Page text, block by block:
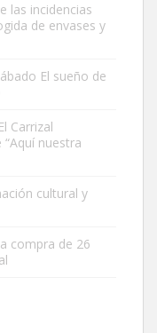
alemán,
las incidencias
de envases y
El sueño de
Carrizal
nuestra
cultural y
compra de 26